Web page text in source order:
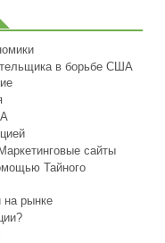
в борьбе США
сайты
Тайного
на рынке